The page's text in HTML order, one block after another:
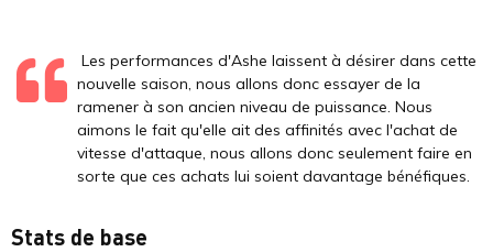
Les performances d'Ashe laissent à désirer dans cette
nouvelle saison, nous allons donc essayer de la
ramener à son ancien niveau de puissance. Nous
aimons le fait qu'elle ait des affinités avec l'achat de
vitesse d'attaque, nous allons donc seulement faire en
sorte que ces achats lui soient davantage bénéfiques.
Stats de base